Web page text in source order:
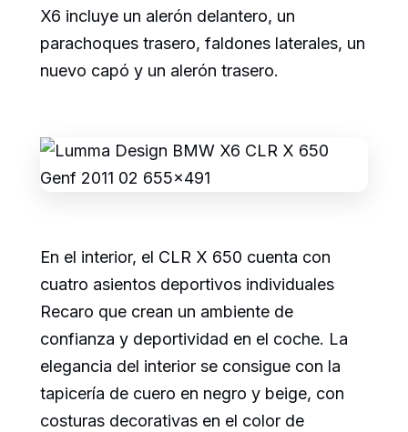
X6 incluye un alerón delantero, un
parachoques trasero, faldones laterales, un
nuevo capó y un alerón trasero.
En el interior, el CLR X 650 cuenta con
cuatro asientos deportivos individuales
Recaro que crean un ambiente de
confianza y deportividad en el coche. La
elegancia del interior se consigue con la
tapicería de cuero en negro y beige, con
costuras decorativas en el color de